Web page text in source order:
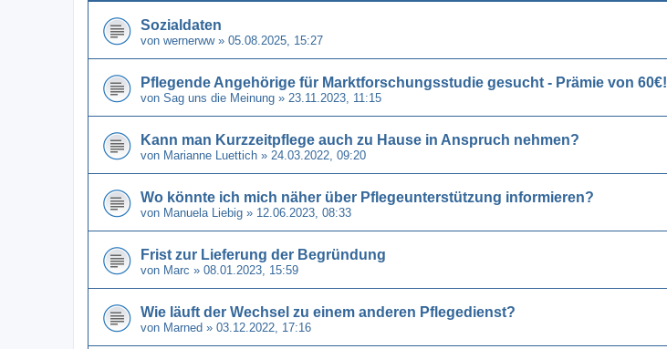
Sozialdaten
von wernerww» 05.08.2025, 15:27
Pflegende Angehörige für Marktforschungsstudie gesucht - Prämie von 60€!
von Sag uns die Meinung » 23.11.2023, 11:15
Kann man Kurzzeitpflege auch zu Hause in Anspruch nehmen?
von Marianne Luettich » 24.03.2022, 09:20
Wo könnte ich mich näher über Pflegeunterstützung informieren?
von Manuela Liebig » 12.06.2023, 08:33
Frist zur Lieferung der Begründung
von Marc » 08.01.2023, 15:59
Wie läuft der Wechsel zu einem anderen Pflegedienst?
von Marned » 03.12.2022, 17:16